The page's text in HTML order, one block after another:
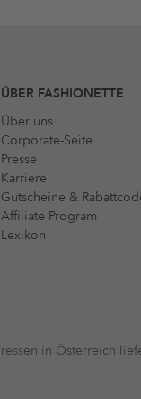
ÜBER FASHIONETTE
Über uns
Corporate-Seite
Presse
Karriere
Gutscheine &
Affiliate Program
Lexikon
in Österreich